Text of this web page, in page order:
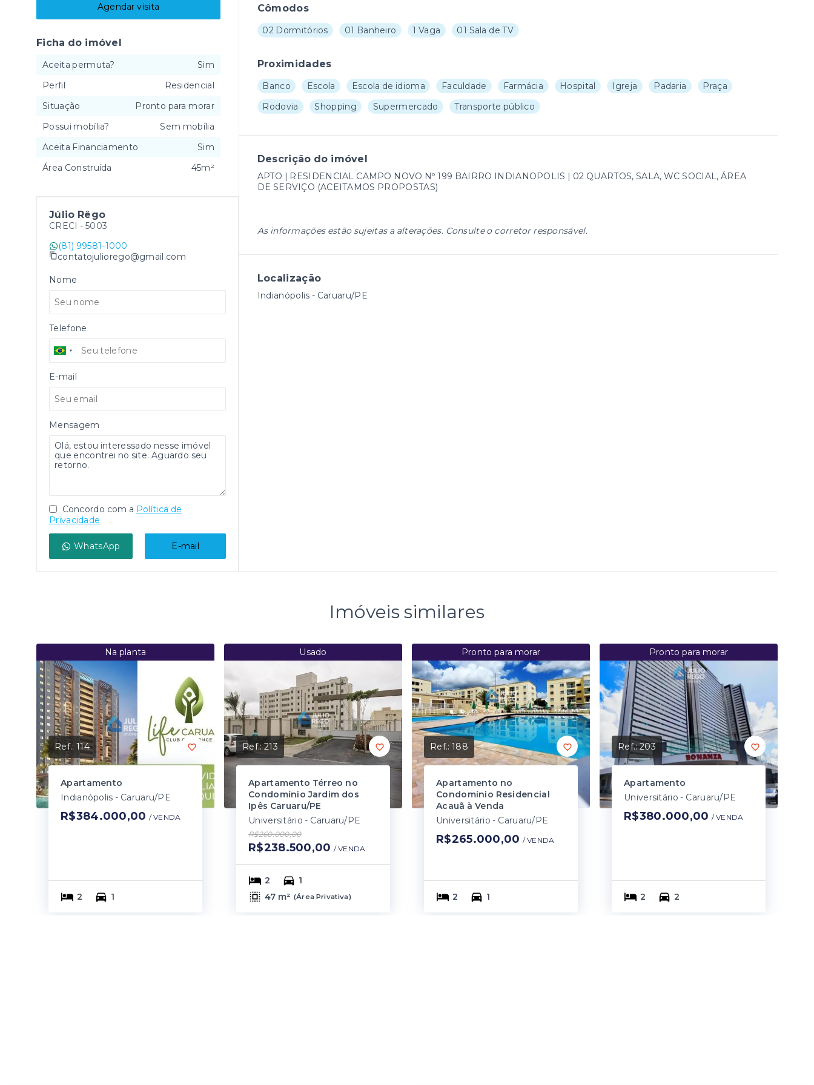
Cômodos
02 Dormitórios 01 Banheiro 1 Vaga 01 Sala de TV
Proximidades
Banco Escola Escola de idioma Faculdade Farmácia Hospital Igreja Padaria
Praça
Rodovia
Shopping Supermercado Transporte público
Descrição do imóvel
APTO | RESIDENCIAL CAMPO NOVO Nº 199 BAIRRO INDIANOPOLIS | 02 QUARTOS, SALA, WC SOCIAL, ÁREA
DE SERVIÇO (ACEITAMOS PROPOSTAS)
As informações estão sujeitas a alterações. Consulte o corretor responsável.
Localização
Indianópolis - Caruaru/PE
Agendar visita
Ficha do imóvel
Aceita permuta?
Sim
Perfil
Residencial
Situação
Pronto para morar
Possui mobília?
Sem mobília
Aceita Financiamento
Sim
Área Construída
45m²
Júlio Rêgo
CRECI - 5003
(81) 99581-1000
contatojuliorego@gmail.com
Nome
Telefone
E-mail
Mensagem
Concordo com a Política de
Privacidade
WhatsApp E-mail
Imóveis similares
Na planta
Ref.:114
Apartamento
Indianópolis - Caruaru/PE
R$384.000,00 / VENDA
2 1
Usado
Ref.:213
Apartamento Térreo no
Condomínio Jardim dos
Ipês Caruaru/PE
Universitário - Caruaru/PE
R$260.000,00
R$238.500,00 / VENDA
2
1
47 m² (Área Privativa)
Pronto para morar
Ref.:188
Apartamento no
Condomínio Residencial
Acauã à Venda
Universitário - Caruaru/PE
R$265.000,00 / VENDA
2 1
Pronto para morar
Ref.:203
Apartamento
Universitário - Caruaru/PE
R$380.000,00 / VENDA
2 2